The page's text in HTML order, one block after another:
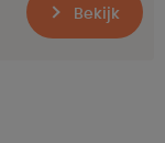
Bekijk